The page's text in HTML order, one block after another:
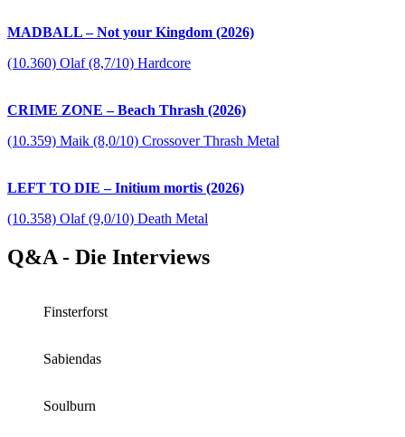
MADBALL – Not your Kingdom (2026)
(10.360) Olaf (8,7/10) Hardcore
CRIME ZONE – Beach Thrash (2026)
(10.359) Maik (8,0/10) Crossover Thrash Metal
LEFT TO DIE – Initium mortis (2026)
(10.358) Olaf (9,0/10) Death Metal
Q&A - Die Interviews
Finsterforst
Sabiendas
Soulburn